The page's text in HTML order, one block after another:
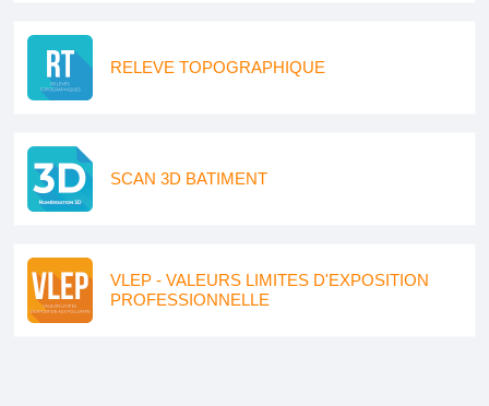
RELEVE TOPOGRAPHIQUE
SCAN 3D BATIMENT
VLEP - VALEURS LIMITES D'EXPOSITION
PROFESSIONNELLE